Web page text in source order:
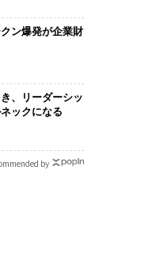
ン爆発が企業財
、リーダーシッ
ックになる
by